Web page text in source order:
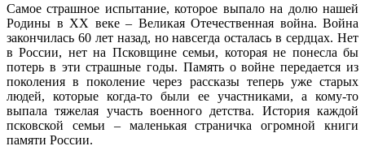
Самое страшное испытание, которое выпало на долю нашей
Родины в ХХ веке – Великая Отечественная война. Война
закончилась 60 лет назад, но навсегда осталась в сердцах. Нет
в России, нет на Псковщине семьи, которая не понесла бы
потерь в эти страшные годы. Память о войне передается из
поколения в поколение через рассказы теперь уже старых
людей, которые когда-то были ее участниками, а кому-то
выпала тяжелая участь военного детства. История каждой
псковской семьи – маленькая страничка огромной книги
памяти России.